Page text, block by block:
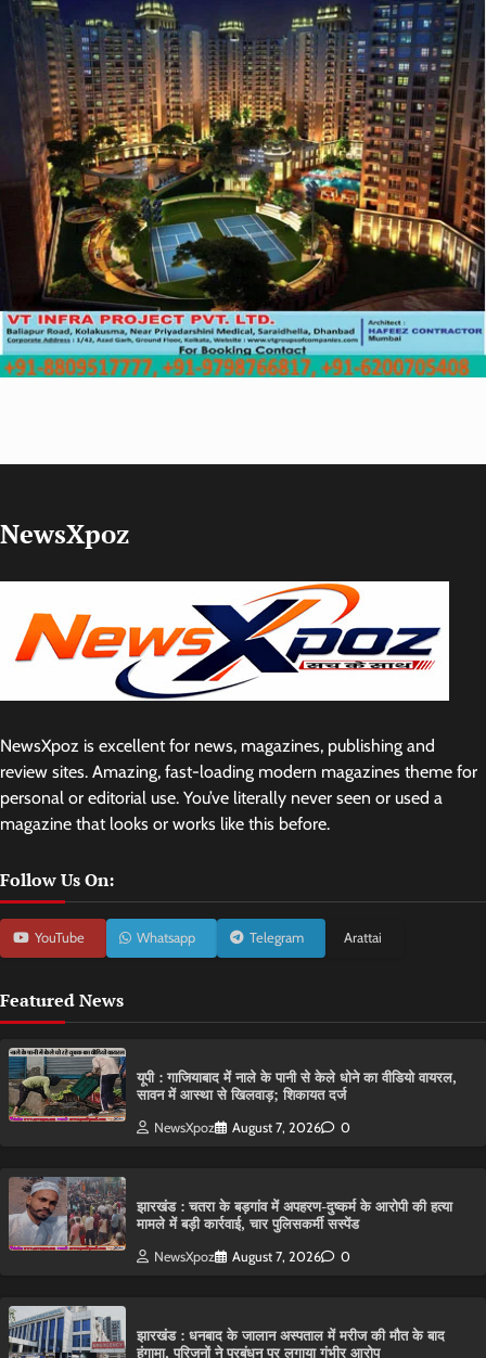
NewsXpoz
NewsXpoz is excellent for news, magazines, publishing and
review sites. Amazing, fast-loading modern magazines theme for
personal or editorial use. You’ve literally never seen or used a
magazine that looks or works like this before.
Follow Us On:
YouTube Whatsapp Telegram Arattai
Featured News
यूपी : गाजियाबाद में नाले के पानी से केले धोने का वीडियो वायरल,
सावन में आस्था से खिलवाड़; शिकायत दर्ज
NewsXpoz August 7, 2026 0
झारखंड : चतरा के बड़गांव में अपहरण-दुष्कर्म के आरोपी की हत्या
मामले में बड़ी कार्रवाई, चार पुलिसकर्मी सस्पेंड
NewsXpoz August 7, 2026 0
झारखंड : धनबाद के जालान अस्पताल में मरीज की मौत के बाद
हंगामा, परिजनों ने प्रबंधन पर लगाया गंभीर आरोप